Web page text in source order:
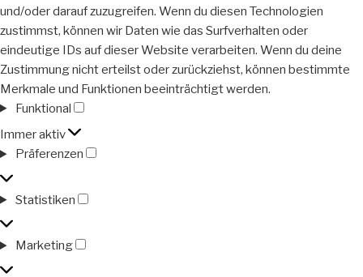
und/oder darauf zuzugreifen. Wenn du diesen Technologien
zustimmst, können wir Daten wie das Surfverhalten oder
eindeutige IDs auf dieser Website verarbeiten. Wenn du deine
Zustimmung nicht erteilst oder zurückziehst, können bestimmte
Merkmale und Funktionen beeinträchtigt werden.
Funktional
Funktional
Immer aktiv
Präferenzen
Präferenzen
Statistiken
Statistiken
Marketing
Marketing